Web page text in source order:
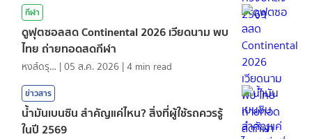
กีฬา
ดูฟุตซอลสด Continental 2026 เวียดนาม พบ
ไทย ถ่ายทอดสดกีฬา
หงส์ดรุณ |05 ส.ค. 2026 |4 min read
ข่าวสาร
น้ำมันเบนซิน สำคัญแค่ไหน? สิ่งที่ผู้ใช้รถควรรู้
ในปี 2569